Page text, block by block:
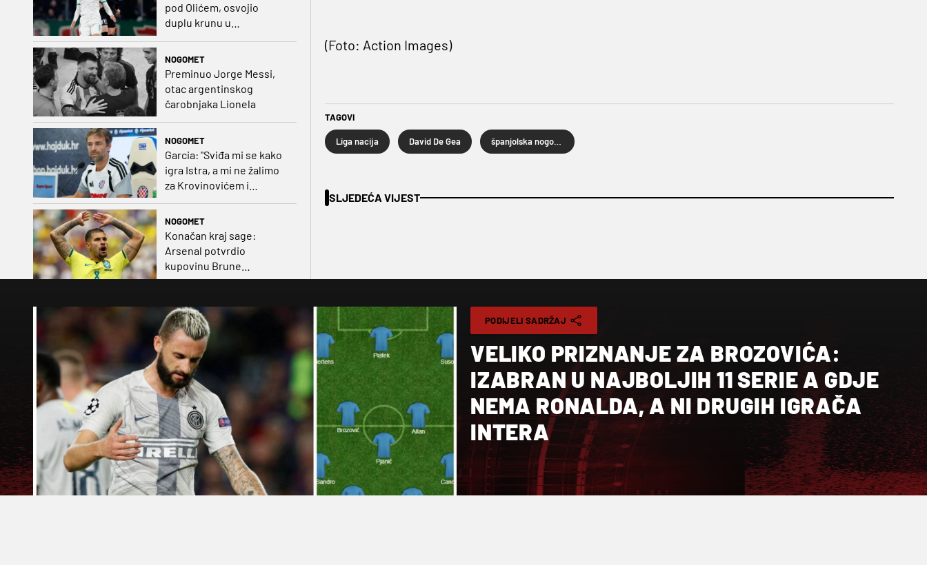
pod Olićem, osvojio
duplu krunu u
NOGOMET
Preminuo Jorge Messi,
otac argentinskog
čarobnjaka Lionela
NOGOMET
Garcia: "Sviđa mi se kako
igra Istra, a mi ne žalimo
za Krovinovićem i
NOGOMET
Konačan kraj sage:
Arsenal potvrdio
kupovinu Brune
Guimaraesa
(Foto: Action Images)
TAGOVI
Liga nacija David De Gea španjolska nogometna reprezentacija
SLJEDEĆA VIJEST
PODIJELI SADRŽAJ
VELIKO PRIZNANJE ZA BROZOVIĆA:
IZABRAN U NAJBOLJIH 11 SERIE A GDJE
NEMA RONALDA, A NI DRUGIH IGRAČA
INTERA